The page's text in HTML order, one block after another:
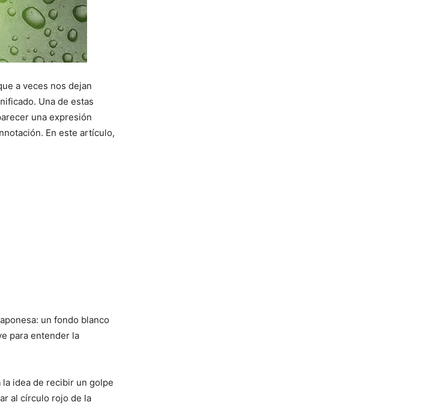
a veces nos dejan
Una de estas
una expresión
En este artículo,
un fondo blanco
para entender la
idea de recibir un golpe
al círculo rojo de la